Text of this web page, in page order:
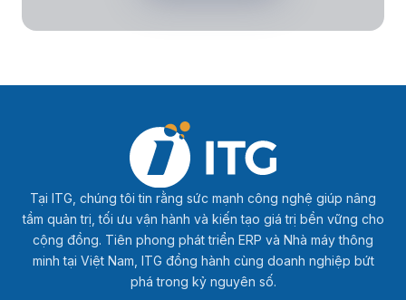
Tại ITG, chúng tôi tin rằng sức mạnh công nghệ giúp nâng
tầm quản trị, tối ưu vận hành và kiến tạo giá trị bền vững cho
cộng đồng. Tiên phong phát triển ERP và Nhà máy thông
minh tại Việt Nam, ITG đồng hành cùng doanh nghiệp bứt
phá trong kỷ nguyên số.